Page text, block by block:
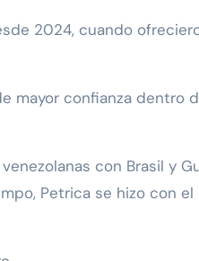
2024, cuando
mayor confianza dentro
con Brasil y
Petrica se hizo con